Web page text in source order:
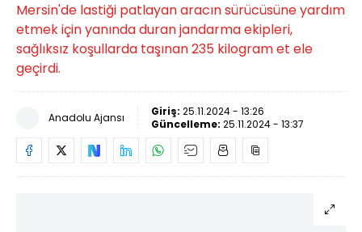
Mersin'de lastiği patlayan aracın sürücüsüne yardım
etmek için yanında duran jandarma ekipleri,
sağlıksız koşullarda taşınan 235 kilogram et ele
geçirdi.
Anadolu Ajansı Giriş: 25.11.2024 - 13:26
Güncelleme: 25.11.2024 - 13:37